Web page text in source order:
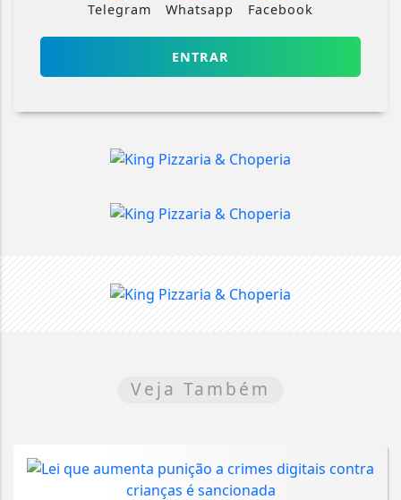
Telegram Whatsapp Facebook
ENTRAR
Veja Também